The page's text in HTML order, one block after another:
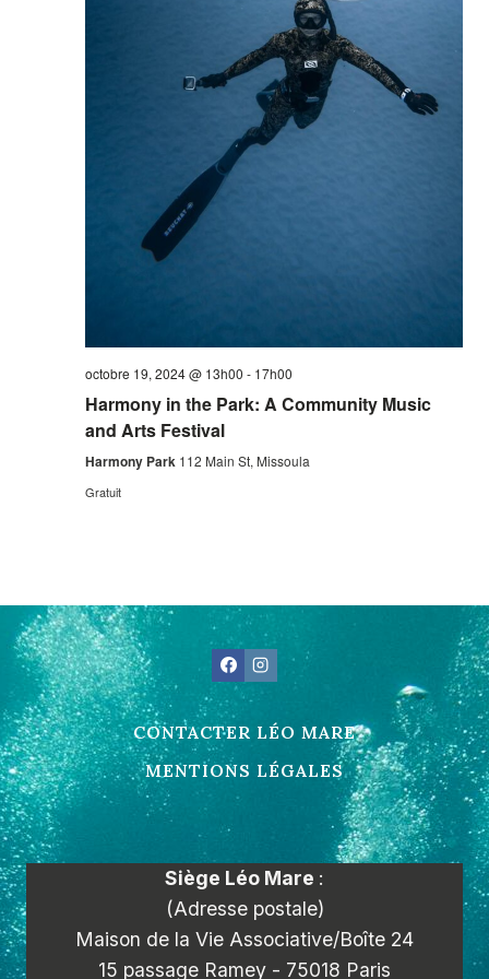
octobre 19, 2024 @ 13h00 - 17h00
Harmony in the Park: A Community Music
and Arts Festival
Harmony Park 112 Main St, Missoula
Gratuit
CONTACTER LÉO MARE
MENTIONS LÉGALES
Siège Léo Mare :
(Adresse postale)
Maison de la Vie Associative/Boîte 24
15 passage Ramey - 75018 Paris